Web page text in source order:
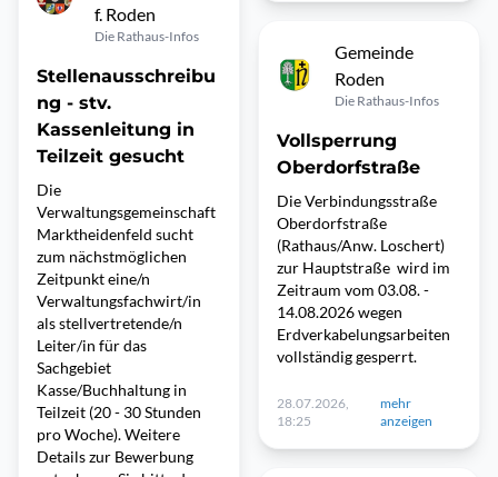
f. Roden
Die Rathaus-Infos
Stellenausschreibu
ng - stv.
Kassenleitung in
Teilzeit gesucht
Die
Verwaltungsgemeinschaft
Marktheidenfeld sucht
zum nächstmöglichen
Zeitpunkt eine/n
Verwaltungsfachwirt/in
als stellvertretende/n
Leiter/in für das
Sachgebiet
Kasse/Buchhaltung in
Teilzeit (20 - 30 Stunden
pro Woche). Weitere
Details zur Bewerbung
Gemeinde
Roden
Die Rathaus-Infos
Vollsperrung
Oberdorfstraße
Die Verbindungsstraße
Oberdorfstraße
(Rathaus/Anw. Loschert)
zur Hauptstraße wird im
Zeitraum vom 03.08. -
14.08.2026 wegen
Erdverkabelungsarbeiten
vollständig gesperrt.
28.07.2026,
18:25
mehr
anzeigen